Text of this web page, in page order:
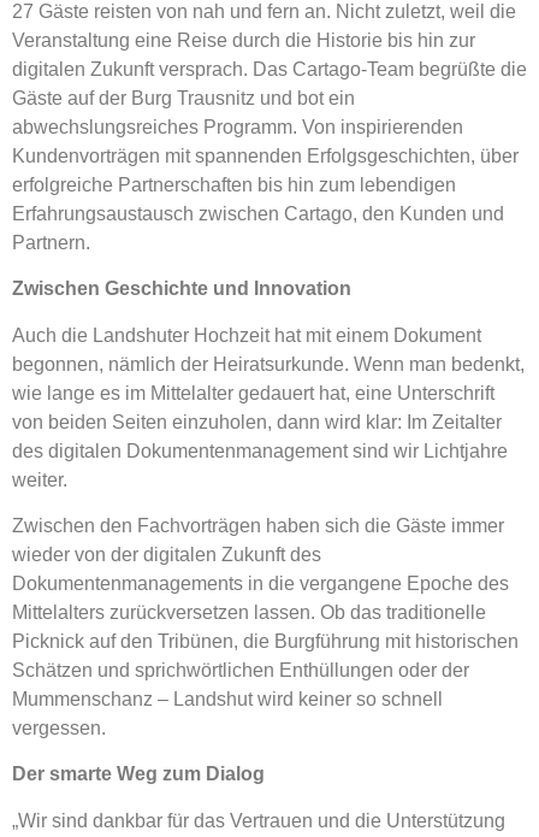
27 Gäste reisten von nah und fern an. Nicht zuletzt, weil die
Veranstaltung eine Reise durch die Historie bis hin zur
digitalen Zukunft versprach. Das Cartago-Team begrüßte die
Gäste auf der Burg Trausnitz und bot ein
abwechslungsreiches Programm. Von inspirierenden
Kundenvorträgen mit spannenden Erfolgsgeschichten, über
erfolgreiche Partnerschaften bis hin zum lebendigen
Erfahrungsaustausch zwischen Cartago, den Kunden und
Partnern.
Zwischen Geschichte und Innovation
Auch die Landshuter Hochzeit hat mit einem Dokument
begonnen, nämlich der Heiratsurkunde. Wenn man bedenkt,
wie lange es im Mittelalter gedauert hat, eine Unterschrift
von beiden Seiten einzuholen, dann wird klar: Im Zeitalter
des digitalen Dokumentenmanagement sind wir Lichtjahre
weiter.
Zwischen den Fachvorträgen haben sich die Gäste immer
wieder von der digitalen Zukunft des
Dokumentenmanagements in die vergangene Epoche des
Mittelalters zurückversetzen lassen. Ob das traditionelle
Picknick auf den Tribünen, die Burgführung mit historischen
Schätzen und sprichwörtlichen Enthüllungen oder der
Mummenschanz – Landshut wird keiner so schnell
vergessen.
Der smarte Weg zum Dialog
„Wir sind dankbar für das Vertrauen und die Unterstützung